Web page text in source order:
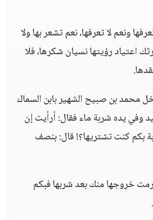
ونعم لا تعرفها، نعم تشعر بها ولا
اعتياد رؤيتها نسيان شكرها، فلا
محمد بن صبيح الشهير بابن السماك
وفي يده شربة ماء فقال: أرأيت إن
بكم كنت تشتريها؟! قال: بنصف
خروجها منك بعد شربها فبكم